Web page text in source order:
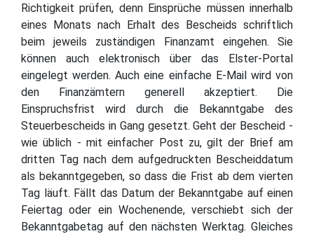
Richtigkeit prüfen, denn Einsprüche müssen innerhalb
eines Monats nach Erhalt des Bescheids schriftlich
beim jeweils zuständigen Finanzamt eingehen. Sie
können auch elektronisch über das Elster-Portal
eingelegt werden. Auch eine einfache E-Mail wird von
den Finanzämtern generell akzeptiert. Die
Einspruchsfrist wird durch die Bekanntgabe des
Steuerbescheids in Gang gesetzt. Geht der Bescheid -
wie üblich - mit einfacher Post zu, gilt der Brief am
dritten Tag nach dem aufgedruckten Bescheiddatum
als bekanntgegeben, so dass die Frist ab dem vierten
Tag läuft. Fällt das Datum der Bekanntgabe auf einen
Feiertag oder ein Wochenende, verschiebt sich der
Bekanntgabetag auf den nächsten Werktag. Gleiches